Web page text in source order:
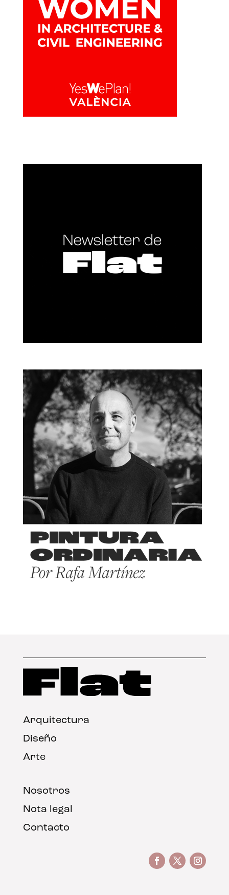
Arquitectura
Diseño
Arte
Nosotros
Nota legal
Contacto